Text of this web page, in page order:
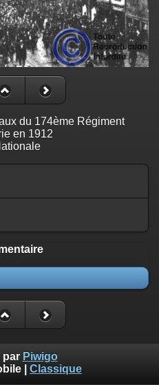
du 174ème Régiment
en 1912
par Piwigo
Classique